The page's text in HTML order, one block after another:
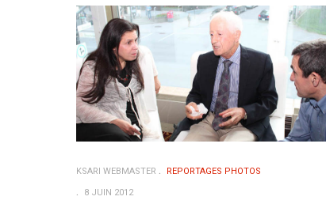
KSARI WEBMASTER
REPORTAGES PHOTOS
8 JUIN 2012